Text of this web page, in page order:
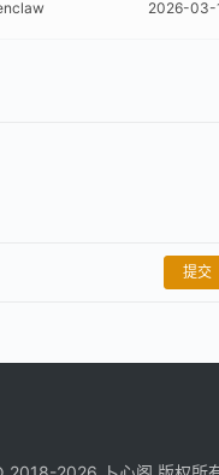
2026-03-
提交